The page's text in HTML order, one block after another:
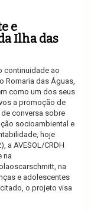
e
Ilha das
continuidade ao
Romaria das Águas,
como um dos seus
a promoção de
conversa sobre
socioambiental e
hoje
a AVESOL/CRDH
na
na
e adolescentes
o projeto visa